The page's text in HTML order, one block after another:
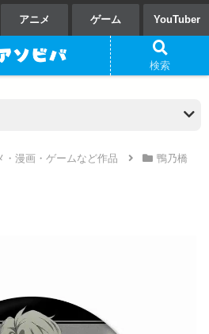
アニメ ゲーム YouTuber
・漫画・ゲームなど作品
鴨乃橋
検索